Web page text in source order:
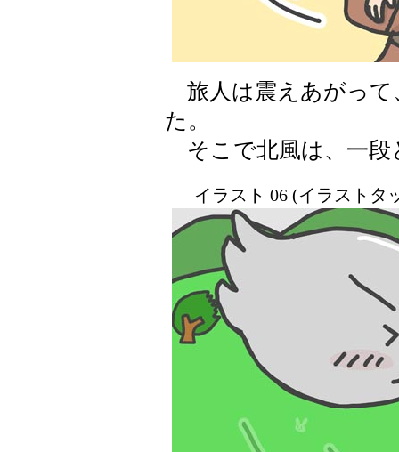
旅人は震えあがって
た。
そこで北風は、一段
イラスト 06 (イラストタ